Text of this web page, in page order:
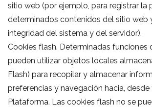
sitio web (por ejemplo, para registrar la
determinados contenidos del sitio web
integridad del sistema y del servidor).
Cookies flash. Determinadas funciones
pueden utilizar objetos locales
Flash) para recopilar y almacenar
preferencias y navegación hacia, desde
Plataforma. Las cookies flash no se